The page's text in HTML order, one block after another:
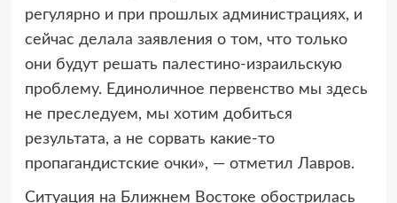
регулярно и при прошлых администрациях, и
сейчас делала заявления о том, что только
они будут решать палестино-израильскую
проблему. Единоличное первенство мы здесь
не преследуем, мы хотим добиться
результата, а не сорвать какие-то
пропагандистские очки», — отметил Лавров.
Ситуация на Ближнем Востоке обострилась